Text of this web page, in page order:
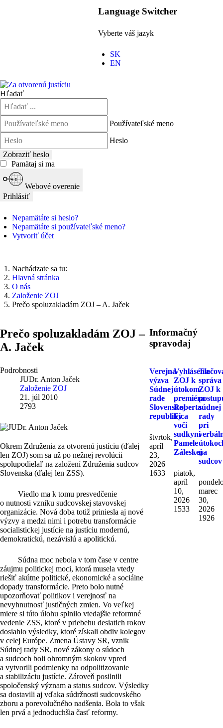
Language Switcher
Vyberte váš jazyk
SK
EN
Hľadať
Používateľské meno
Heslo
Zobraziť heslo
Pamätaj si ma
Webové overenie
Prihlásiť
Nepamätáte si heslo?
Nepamätáte si používateľské meno?
Vytvoriť účet
Nachádzate sa tu:
Hlavná stránka
O nás
Založenie ZOJ
Prečo spoluzakladám ZOJ – A. Jaček
Prečo spoluzakladám ZOJ –
A. Jaček
Podrobnosti
JUDr. Anton Jaček
Založenie ZOJ
21. júl 2010
2793
Okrem Združenia za otvorenú justíciu (ďalej
len ZOJ) som sa už po nežnej revolúcii
spolupodielaľ na založení Združenia sudcov
Slovenska (ďalej len ZSS).
Viedlo ma k tomu presvedčenie
o nutnosti vzniku sudcovskej stavovskej
organizácie. Nová doba totiž priniesla aj nové
výzvy a medzi nimi i potrebu transformácie
socialistickej justície na justíciu modernú,
demokratickú, nezávislú a apolitickú.
Súdna moc nebola v tom čase v centre
záujmu politickej moci, ktorá musela vtedy
riešiť akútne politické, ekonomické a sociálne
dopady transformácie. Preto bolo nutné
upozorňovať politikov i verejnosť na
nevyhnutnosť justičných zmien. Vo veľkej
miere si túto úlohu splnilo vtedajšie reformné
vedenie ZSS, ktoré v priebehu desiatich rokov
dosiahlo výsledky, ktoré získali obdiv kolegov
v celej Európe. Zmena Ústavy SR, vznik
Súdnej rady SR, nové zákony o súdoch
a sudcoch boli ohromným skokov vpred
a vytvorili podmienky na odpolitizovanie
a stabilizáciu justície. Zároveň posilnili
spoločenský význam a status sudcov. Výsledky
sa dostavili aj vďaka súdržnosti sudcovského
zboru a porevolučného nadšenia. Bola to však
len prvá a jednoduchšia časť reformy.
Informačný
spravodaj
Verejná
výzva
Súdnej
rade
Slovenskej
republiky
štvrtok,
apríl
23,
2026
1633
Vyhlásenie
ZOJ k
útokom
premiéra
Roberta
Fica
voči
sudkyni
Pamele
Záleskej
piatok,
apríl
10,
2026
1533
správa
ZOJ k
súdnej
rady
pri
na
sudcov
marec
30,
2026
1926